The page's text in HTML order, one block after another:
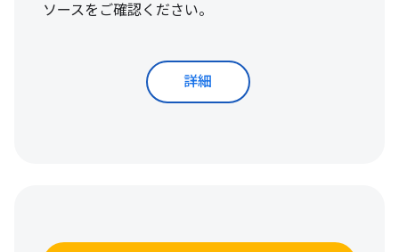
ソースをご確認ください。
詳細